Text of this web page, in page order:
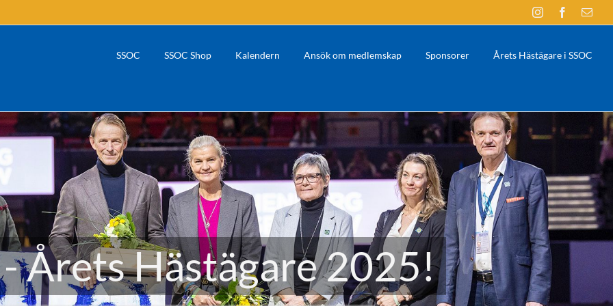
InstagramFacebook
E-
post
SSOC SSOC Shop Kalendern Ansök om medlemskap Sponsorer Årets Hästägare i SSOC
Årets Hästägare 2025!